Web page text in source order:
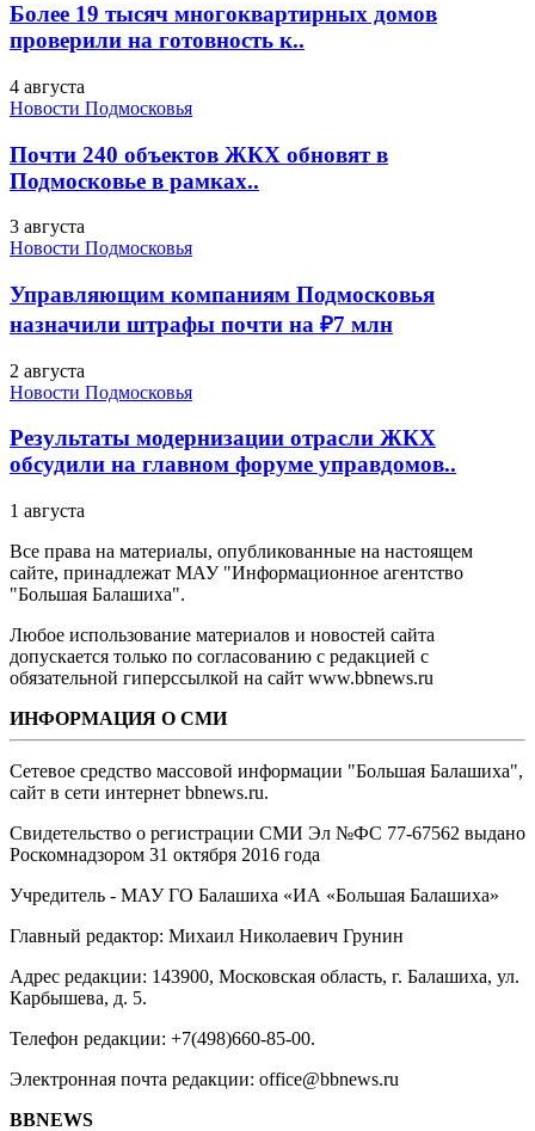
Более 19 тысяч многоквартирных домов
проверили на готовность к..
4 августа
Новости Подмосковья
Почти 240 объектов ЖКХ обновят в
Подмосковье в рамках..
3 августа
Новости Подмосковья
Управляющим компаниям Подмосковья
назначили штрафы почти на ₽7 млн
2 августа
Новости Подмосковья
Результаты модернизации отрасли ЖКХ
обсудили на главном форуме управдомов..
1 августа
Все права на материалы, опубликованные на настоящем
сайте, принадлежат МАУ "Информационное агентство
"Большая Балашиха".
Любое использование материалов и новостей сайта
допускается только по согласованию с редакцией с
обязательной гиперссылкой на сайт www.bbnews.ru
ИНФОРМАЦИЯ О СМИ
Сетевое средство массовой информации "Большая Балашиха",
сайт в сети интернет bbnews.ru.
Свидетельство о регистрации СМИ Эл №ФС ‎77-67562 выдано
Роскомнадзором 31 октября 2016 года
Учредитель - МАУ ГО Балашиха «ИА «Большая Балашиха»
Главный редактор: Михаил Николаевич Грунин
Адрес редакции: 143900, Московская область, г. Балашиха, ул.
Карбышева, д. 5.
Телефон редакции: +7(498)660-85-00.
Электронная почта редакции: office@bbnews.ru
BBNEWS